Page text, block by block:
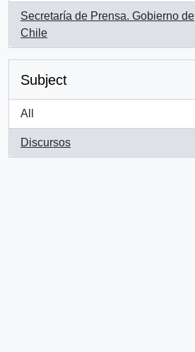
Secretaría de Prensa. Gobierno de
Chile
, 1 results
Subject
All
Discursos
, 1 results